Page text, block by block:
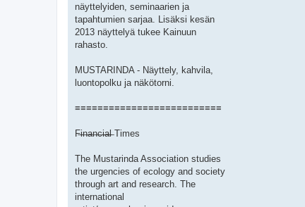
näyttelyiden, seminaarien ja
tapahtumien sarjaa. Lisäksi kesän
2013 näyttelyä tukee Kainuun
rahasto.
MUSTARINDA - Näyttely, kahvila,
luontopolku ja näkötorni.
≡≡≡≡≡≡≡≡≡≡≡≡≡≡≡≡≡≡≡≡≡≡≡≡≡≡
F̶i̶n̶a̶n̶c̶i̶a̶l̶ Times
The Mustarinda Association studies
the urgencies of ecology and society
through art and research. The
international